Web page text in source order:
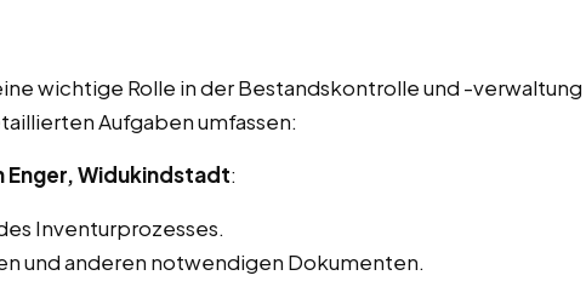
wichtige Rolle in der Bestandskontrolle und -verwaltung
Aufgaben umfassen:
Widukindstadt:
Inventurprozesses.
und anderen notwendigen Dokumenten.